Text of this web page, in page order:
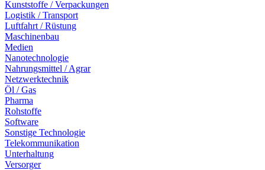
Kunststoffe / Verpackungen
Logistik / Transport
Luftfahrt / Rüstung
Maschinenbau
Medien
Nanotechnologie
Nahrungsmittel / Agrar
Netzwerktechnik
Öl / Gas
Pharma
Rohstoffe
Software
Sonstige Technologie
Telekommunikation
Unterhaltung
Versorger